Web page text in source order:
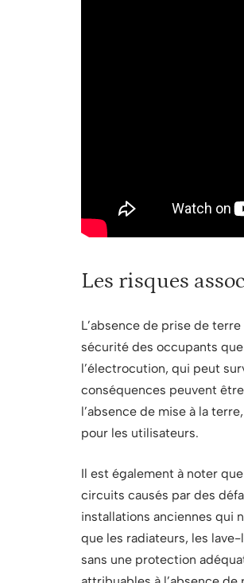
Les risques
L’absence de prise de
sécurité des occupants
l’électrocution, qui peut
conséquences peuvent
l’absence de mise à la
pour les utilisateurs.
Il est également à noter
circuits causés par des
installations anciennes qui
que les radiateurs, les
sans une protection